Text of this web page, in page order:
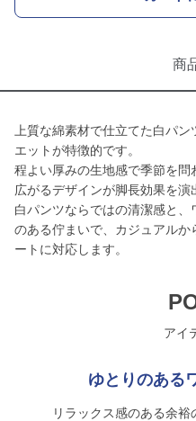
商
上質な綿素材で仕立てた白パ
エットが特徴的です。
程よい厚みの生地感で季節を
広がるデザインが脚長効果を演
白パンツならではの清潔感と
のある佇まいで、カジュアル
ートに対応します。
アイ
ゆとりのある
リラックス感のある余